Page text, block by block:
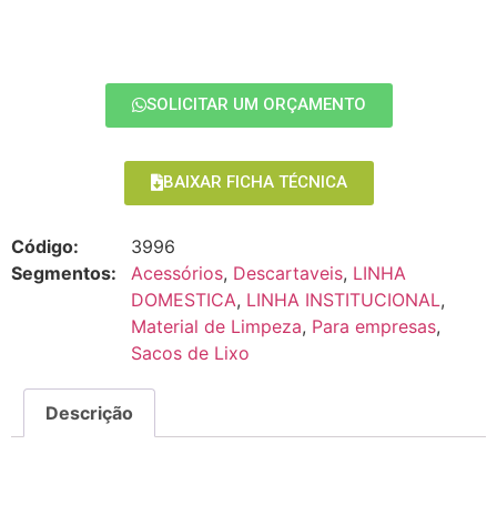
SOLICITAR UM ORÇAMENTO
BAIXAR FICHA TÉCNICA
Código:
3996
Segmentos:
Acessórios, Descartaveis, LINHA
DOMESTICA, LINHA INSTITUCIONAL,
Material de Limpeza, Para empresas,
Sacos de Lixo
Descrição